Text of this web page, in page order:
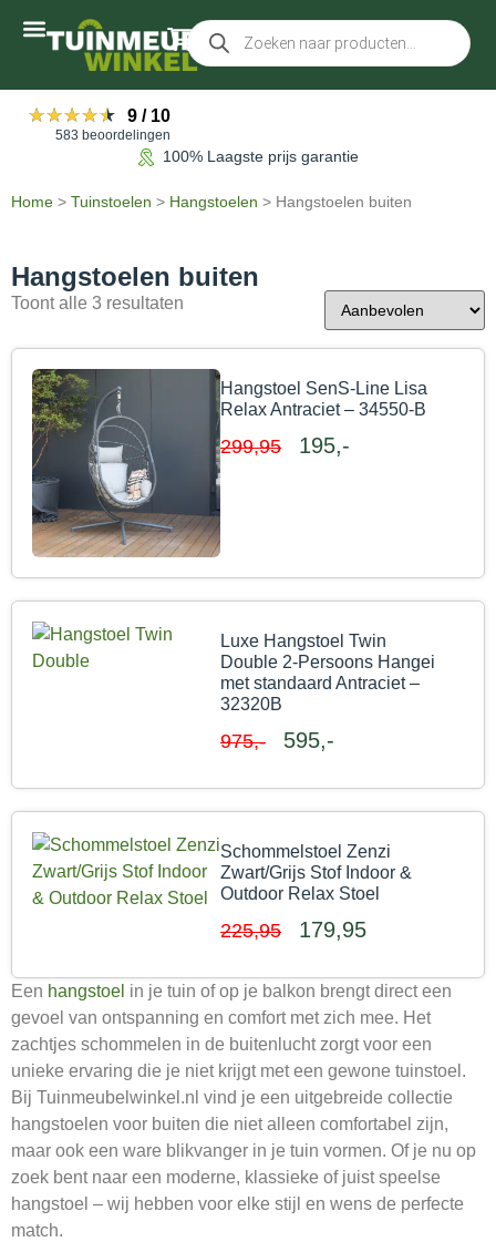
100% Laagste prijs garantie
★★★★★
★★★★★ 9 / 10
583 beoordelingen
Home > Tuinstoelen > Hangstoelen > Hangstoelen buiten
Hangstoelen buiten
Toont alle 3 resultaten
Hangstoel SenS-Line Lisa
Relax Antraciet – 34550-B
299,95 195,-
Luxe Hangstoel Twin
Double 2-Persoons Hangei
met standaard Antraciet –
32320B
975,- 595,-
Schommelstoel Zenzi
Zwart/Grijs Stof Indoor &
Outdoor Relax Stoel
225,95 179,95
Een hangstoel in je tuin of op je balkon brengt direct een
gevoel van ontspanning en comfort met zich mee. Het
zachtjes schommelen in de buitenlucht zorgt voor een
unieke ervaring die je niet krijgt met een gewone tuinstoel.
Bij Tuinmeubelwinkel.nl vind je een uitgebreide collectie
hangstoelen voor buiten die niet alleen comfortabel zijn,
maar ook een ware blikvanger in je tuin vormen. Of je nu op
zoek bent naar een moderne, klassieke of juist speelse
hangstoel – wij hebben voor elke stijl en wens de perfecte
match.